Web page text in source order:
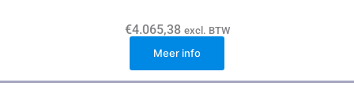
€4.065,38 excl. BTW
Meer info